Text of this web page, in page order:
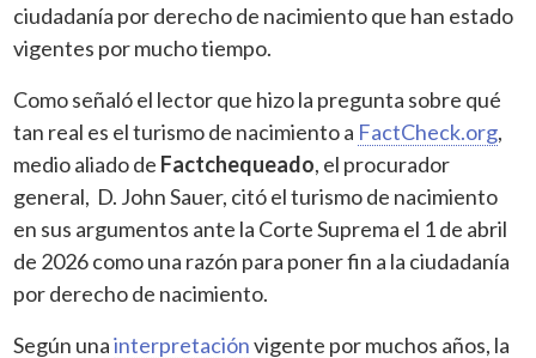
ciudadanía por derecho de nacimiento que han estado
vigentes por mucho tiempo.
Como señaló el lector que hizo la pregunta sobre qué
tan real es el turismo de nacimiento a FactCheck.org,
medio aliado de Factchequeado, el procurador
general, D. John Sauer, citó el turismo de nacimiento
en sus argumentos ante la Corte Suprema el 1 de abril
de 2026 como una razón para poner fin a la ciudadanía
por derecho de nacimiento.
Según unainterpretaciónvigente por muchos años, la